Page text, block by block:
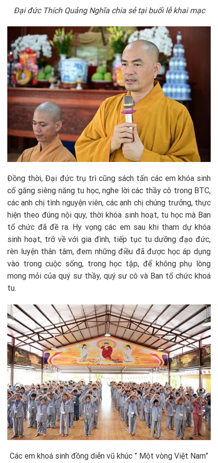
Đại đức Thích Quảng Nghĩa chia sẻ tại buổi lễ khai mạc
Đồng thời, Đại đức trụ trì cũng sách tấn các em khóa sinh
cố găng siêng năng tu học, nghe lời các thầy cô trong BTC,
các anh chị tình nguyện viên, các anh chị chúng trưởng, thực
hiện theo đúng nội quy, thời khóa sinh hoạt, tu học mà Ban
tổ chức đã đề ra. Hy vọng các em sau khi tham dự khóa
sinh hoạt, trở về với gia đình, tiếp tục tu dưỡng đạo đức,
rèn luyện thân tâm, đem những điều đã được học áp dụng
vào trong cuộc sống, trong học tập, để không phụ lòng
mong mỏi của quý sư thầy, quý sư cô và Ban tổ chức khoá
tu.
Các em khoá sinh đồng diễn vũ khúc ” Một vòng Việt Nam”